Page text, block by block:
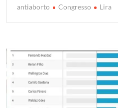
r
o
p
r
antiaborto Congresso Lira